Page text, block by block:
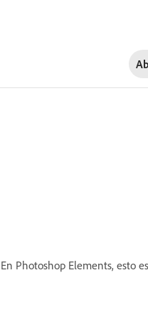
Photoshop Elements, esto